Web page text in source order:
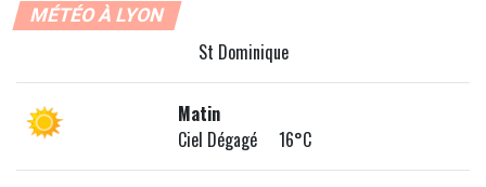
MÉTÉO À LYON
St Dominique
Matin
Ciel Dégagé 16°C